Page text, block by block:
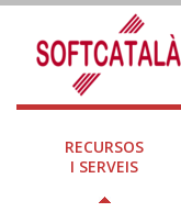
RECURSOS
I SERVEIS